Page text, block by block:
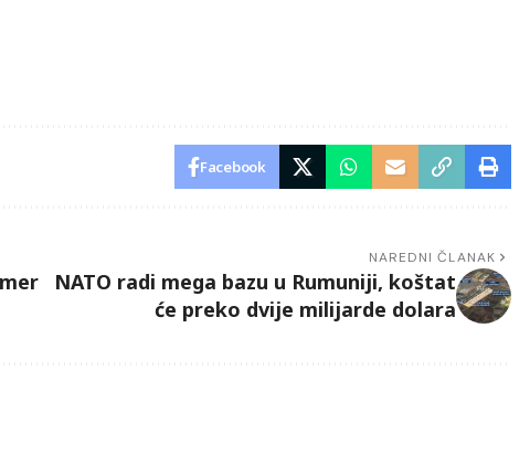
Facebook
NAREDNI ČLANAK
NATO radi mega bazu u Rumuniji, koštat
će preko dvije milijarde dolara